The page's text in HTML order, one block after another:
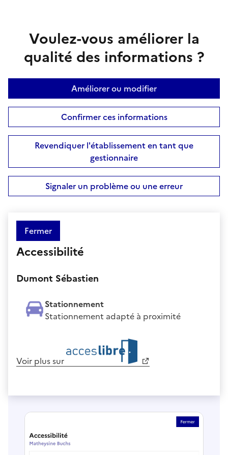
Voulez-vous améliorer la
qualité des informations ?
Améliorer ou modifier
Confirmer ces informations
Revendiquer l'établissement en tant que
gestionnaire
Signaler un problème ou une erreur
Fermer
Accessibilité
Dumont Sébastien
Stationnement
Stationnement adapté à proximité
Voir plus sur